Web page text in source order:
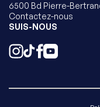
6500 Bd Pierre-
Contactez-nous
SUIS-NOUS